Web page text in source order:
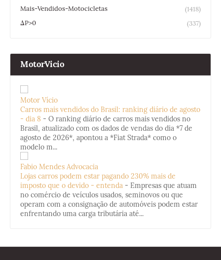
Mais-Vendidos-Motocicletas
(1418)
ΔP>0
(337)
MotorVicio
Motor Vício
Carros mais vendidos do Brasil: ranking diário de agosto
- dia 8 - O ranking diário de carros mais vendidos no
Brasil, atualizado com os dados de vendas do dia *7 de
agosto de 2026*, apontou a *Fiat Strada* como o
modelo m...
Fabio Mendes Advocacia
Lojas carros podem estar pagando 230% mais de
imposto que o devido - entenda - Empresas que atuam
no comércio de veículos usados, seminovos ou que
operam com a consignação de automóveis podem estar
enfrentando uma carga tributária até...